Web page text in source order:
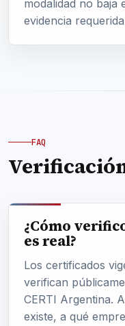
modalidad no baja
evidencia
FAQ
¿Cómo
es real?
Los certificados
verifican
CERTI Argentina.
existe, a qué